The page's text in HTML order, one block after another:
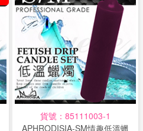
貨號：85111003-1
APHRODISIA-SM情趣低溫蠟